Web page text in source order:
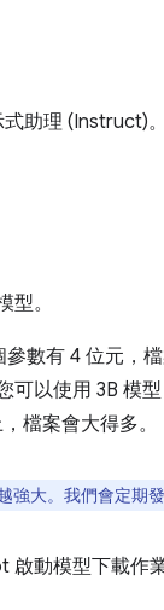
助理 (Instruct)。
。
數有 4 位元，
以使用 3B 模
檔案會大得多。
大。我們會定期
動模型下載作